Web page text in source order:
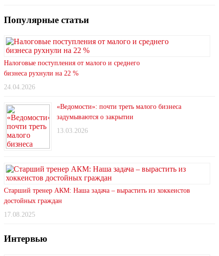
Популярные статьи
Налоговые поступления от малого и среднего
бизнеса рухнули на 22 %
24.04.2026
«Ведомости»: почти треть малого бизнеса
задумываются о закрытии
13.03.2026
Старший тренер АКМ: Наша задача – вырастить из хоккеистов
достойных граждан
17.08.2025
Интервью